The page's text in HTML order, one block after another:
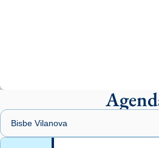
presidit aquest 27 de juliol
Santes de Mataró.
🔗